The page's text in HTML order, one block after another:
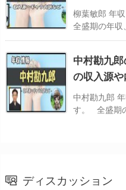
柳葉敏郎 年
全盛期の年収
中村勘九
の収入源や
中村勘九郎
す。 全盛期
ディスカッション